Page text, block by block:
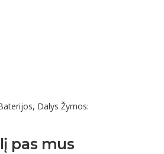
, Dalys Žymos:
pas mus